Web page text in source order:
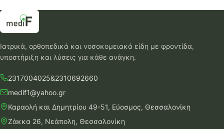
Ιατρικά, ορθοπεδικά και νοσοκομειακά είδη με φροντίδα,
υποστήριξη και λύσεις για κάθε ανάγκη.
2317004025&2310692660
medif1@yahoo.gr
Καραολή και Δημητρίου 49-51, Εύοσμος, Θεσσαλονίκη
Ζάκκα 26, Νεάπολη, Θεσσαλονίκη